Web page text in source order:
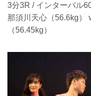
3分3R / インターバル
那須川天心（56.6kg）
（56.45kg）